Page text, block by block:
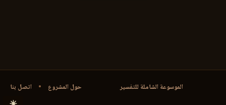
حول المشروع • اتصل بنا الموسوعة الشاملة للتفسير